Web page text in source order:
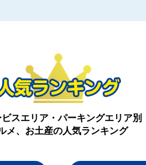
スエリア・パーキングエリア別
メ、お土産の人気ランキング